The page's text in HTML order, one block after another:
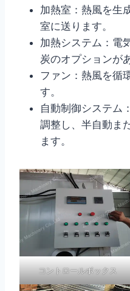
加熱室：熱風を生
室に送ります。
加熱システム：電
炭のオプションが
ファン：熱風を循
す。
自動制御システム
調整し、半自動ま
ます。
コントロールボックス